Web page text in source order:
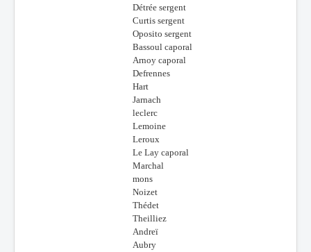
Détrée sergent
Curtis sergent
Oposito sergent
Bassoul caporal
Arnoy caporal
Defrennes
Hart
Jarnach
leclerc
Lemoine
Leroux
Le Lay caporal
Marchal
mons
Noizet
Thédet
Theilliez
Andreï
Aubry